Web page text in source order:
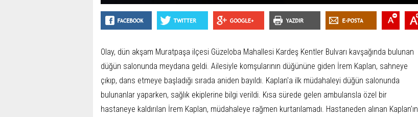
Olay, dün akşam Muratpaşa ilçesi Güzeloba Mahallesi Kardeş Kentler Bulvarı kavşağında bulunan
düğün salonunda meydana geldi. Ailesiyle komşularının düğününe giden İrem Kaplan, sahneye
çıkıp, dans etmeye başladığı sırada aniden bayıldı. Kaplan'a ilk müdahaleyi düğün salonunda
bulunanlar yaparken, sağlık ekiplerine bilgi verildi. Kısa sürede gelen ambulansla özel bir
hastaneye kaldırılan İrem Kaplan, müdahaleye rağmen kurtarılamadı. Hastaneden alınan Kaplan'ın